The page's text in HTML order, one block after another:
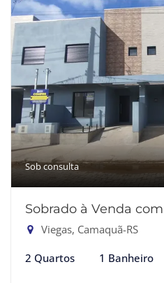
Sob consulta
Sobrado à Venda
Viegas, Camaquã-RS
2 Quartos 1 Banheiro